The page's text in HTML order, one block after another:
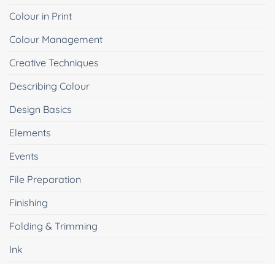
Colour in Print
Colour Management
Creative Techniques
Describing Colour
Design Basics
Elements
Events
File Preparation
Finishing
Folding & Trimming
Ink